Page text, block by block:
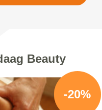
Beauty
-20%